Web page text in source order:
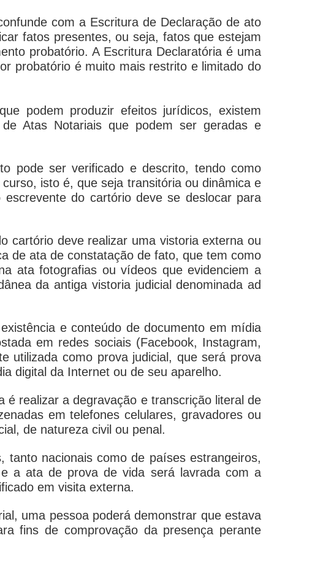
com a Escritura de Declaração de ato
fatos presentes, ou seja, fatos que estejam
probatório. A Escritura Declaratória é uma
probatório é muito mais restrito e limitado do
podem produzir efeitos jurídicos, existem
Atas Notariais que podem ser geradas e
pode ser verificado e descrito, tendo como
isto é, que seja transitória ou dinâmica e
do cartório deve se deslocar para
cartório deve realizar uma vistoria externa ou
de ata de constatação de fato, que tem como
ata fotografias ou vídeos que evidenciem a
da antiga vistoria judicial denominada ad
e conteúdo de documento em mídia
em redes sociais (Facebook, Instagram,
utilizada como prova judicial, que será prova
digital da Internet ou de seu aparelho.
é realizar a degravação e transcrição literal de
em telefones celulares, gravadores ou
de natureza civil ou penal.
tanto nacionais como de países estrangeiros,
a ata de prova de vida será lavrada com a
em visita externa.
uma pessoa poderá demonstrar que estava
fins de comprovação da presença perante